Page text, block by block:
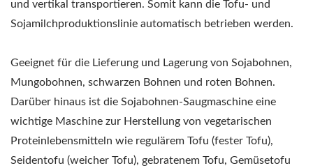
und vertikal transportieren. Somit kann die Tofu- und
Sojamilchproduktionslinie automatisch betrieben werden.
Geeignet für die Lieferung und Lagerung von Sojabohnen,
Mungobohnen, schwarzen Bohnen und roten Bohnen.
Darüber hinaus ist die Sojabohnen-Saugmaschine eine
wichtige Maschine zur Herstellung von vegetarischen
Proteinlebensmitteln wie regulärem Tofu (fester Tofu),
Seidentofu (weicher Tofu), gebratenem Tofu, Gemüsetofu